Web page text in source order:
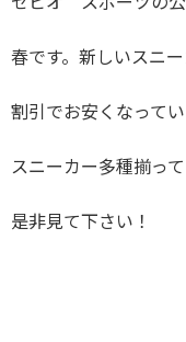
ゼビオ スポーツの公
春です。新しいスニ
割引でお安くなってい
スニーカー多種揃って
是非見て下さい！